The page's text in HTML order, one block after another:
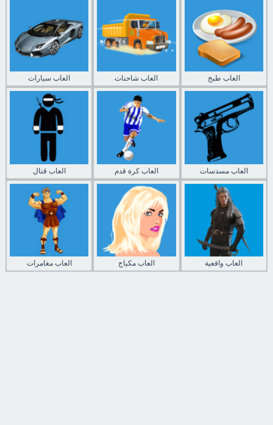
العاب سيارات العاب شاحنات العاب طبخ
العاب قتال العاب كرة قدم العاب مسدسات
العاب مغامرات العاب مكياج العاب واقعية